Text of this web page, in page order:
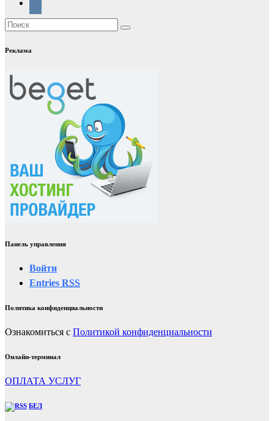
Реклама
Панель управления
Войти
Entries RSS
Политика конфиденциальности
Ознакомиться с Политикой конфиденциальности
Онлайн-терминал
ОПЛАТА УСЛУГ
БЕЛ